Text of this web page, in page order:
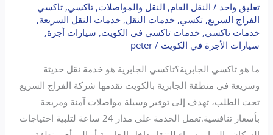
تعليق واحد / النقل العام, النقل والمواصلات,تاكسي,تاكسي
الفراج السريع,تكسي,خدمات النقل,خدمات النقل السريعة,
خدمات تاكسي,خدمات تاكسي في الكويت, سيارات أجرة,
سيارات الأجرة في الكويت /
peter
ما هو تاكسي الجابرية؟تاكسي الجابرية هو خدمة نقل حديثة
وسريعة في منطقة الجابرية بالكويت تقدمها شركة الفراج السريع
تحت الطلب، تهدف إلى توفير وسيلة مواصلات آمنة ومريحة
بأسعار تنافسية.تعمل الخدمة على مدار 24 ساعة لتلبية احتياجات